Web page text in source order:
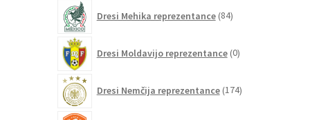
Dresi Mehika reprezentance 84izdelkov
Dresi Moldavijo reprezentance 0izdelkov
Dresi Nemčija reprezentance 174izdelkov